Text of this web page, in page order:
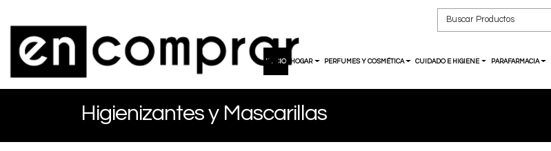
INICIO HOGAR PERFUMES Y COSMÉTICA CUIDADO E HIGIENE PARAFARMACIA
Higienizantes y Mascarillas